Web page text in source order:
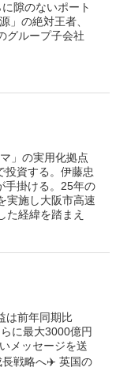
隙のないポート
」の絶対王者、
グループ子会社
」の実用化拠点
投資する。伊藤忠
手掛ける。25年の
実施し大阪市高速
た経緯を踏まえ
は前年同期比
に最大3000億円
メッセージを送
戦略へ✈️ 英国の